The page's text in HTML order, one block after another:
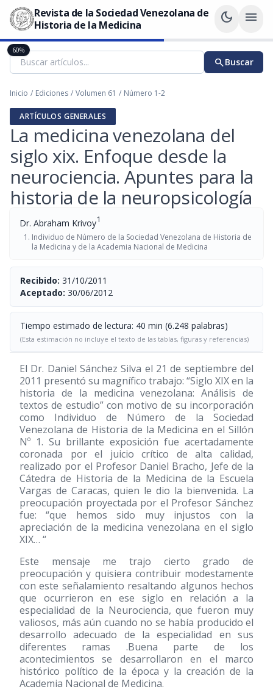
Revista de la Sociedad Venezolana de
Historia de la Medicina
dark_mode menu
searchBuscar
Inicio / Ediciones / Volumen 61 / Número 1-2
ARTÍCULOS GENERALES
La medicina venezolana del
siglo xix. Enfoque desde la
neurociencia. Apuntes para la
historia de la neuropsicología
Dr. Abraham Krivoy1
Individuo de Número de la Sociedad Venezolana de Historia de
la Medicina y de la Academia Nacional de Medicina
Recibido: 31/10/2011
Aceptado: 30/06/2012
Tiempo estimado de lectura: 40 min (6.248 palabras)
(Esta estimación no incluye el texto de las tablas, figuras y referencias)
El Dr. Daniel Sánchez Silva el 21 de septiembre del
2011 presentó su magnífico trabajo: “Siglo XIX en la
historia de la medicina venezolana: Análisis de
textos de estudio” con motivo de su incorporación
como Individuo de Número de la Sociedad
Venezolana de Historia de la Medicina en el Sillón
Nº 1. Su brillante exposición fue acertadamente
coronada por el juicio crítico de alta calidad,
realizado por el Profesor Daniel Bracho, Jefe de la
Cátedra de Historia de la Medicina de la Escuela
Vargas de Caracas, quien le dio la bienvenida. La
preocupación proyectada por el Profesor Sánchez
fue: “que hemos sido muy injustos con la
apreciación de la medicina venezolana en el siglo
XIX… “
Este mensaje me trajo cierto grado de
preocupación y quisiera contribuir modestamente
con este señalamiento resaltando algunos hechos
que ocurrieron en ese siglo en relación a la
especialidad de la Neurociencia, que fueron muy
valiosos, más aún cuando no se había producido el
desarrollo adecuado de la especialidad en sus
diferentes ramas .Buena parte de los
acontecimientos se desarrollaron en el marco
histórico político de la época y la creación de la
Academia Nacional de Medicina.
60%